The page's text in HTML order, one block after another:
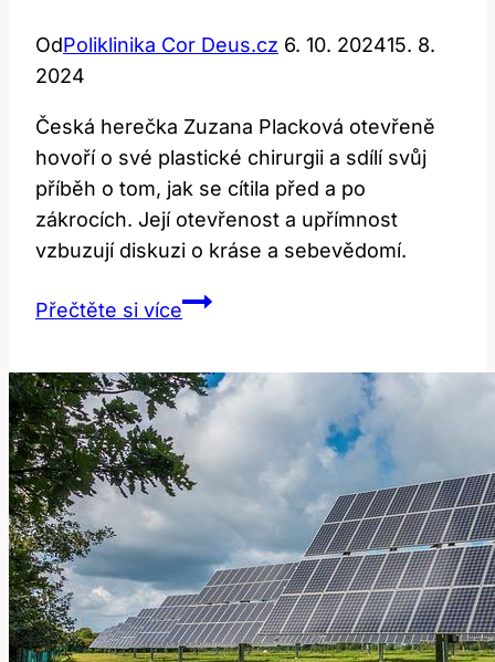
OdPoliklinika Cor Deus.cz 6. 10. 202415. 8.
2024
Česká herečka Zuzana Placková otevřeně
hovoří o své plastické chirurgii a sdílí svůj
příběh o tom, jak se cítila před a po
zákrocích. Její otevřenost a upřímnost
vzbuzují diskuzi o kráse a sebevědomí.
Přečtěte si víceZuzana
Krásy
Před
a
Po
Plastice